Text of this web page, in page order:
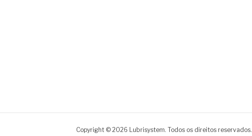
Copyright © 2026 Lubrisystem. Todos os direitos reservados.